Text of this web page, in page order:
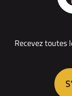
Recevez toutes